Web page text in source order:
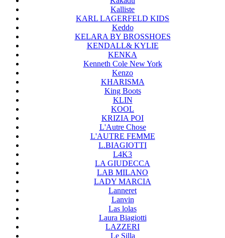
Kalliste
KARL LAGERFELD KIDS
Keddo
KELARA BY BROSSHOES
KENDALL& KYLIE
KENKA
Kenneth Cole New York
Kenzo
KHARISMA
King Boots
KLIN
KOOL
KRIZIA POI
L'Autre Chose
L'AUTRE FEMME
L.BIAGIOTTI
L4K3
LA GIUDECCA
LAB MILANO
LADY MARCIA
Lanneret
Lanvin
Las lolas
Laura Biagiotti
LAZZERI
Le Silla